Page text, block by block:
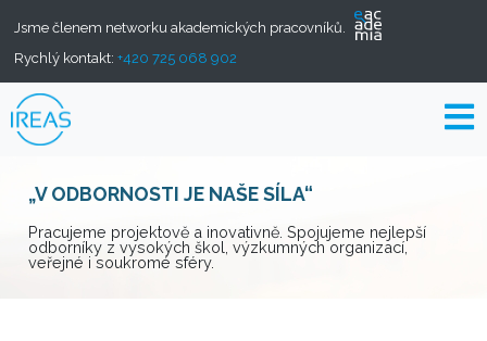
Jsme členem networku akademických pracovníků.
Rychlý kontakt: +420 725 068 902
„V ODBORNOSTI JE NAŠE SÍLA“
Pracujeme projektově a inovativně. Spojujeme nejlepší
odborníky z vysokých škol, výzkumných organizací,
veřejné i soukromé sféry.